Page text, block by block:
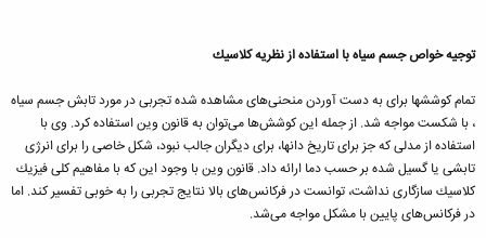
توجیه خواص جسم سیاه با استفاده از نظریه كلاسیك
تمام كوششها برای به دست آوردن منحنی‌های مشاهده شده تجربی در مورد تابش جسم سیاه
، با شكست مواجه شد. از جمله این كوشش‌ها می‌توان به قانون وین استفاده كرد. وی با
استفاده از مدلی كه جز برای تاریخ دانها، برای دیگران جالب نبود، شكل خاصی را برای انرژی
تابشی یا گسیل شده بر حسب دما ارائه داد. قانون وین با وجود این كه با مفاهیم كلی فیزیك
كلاسیك سازگاری نداشت، توانست در فركانس‌های بالا نتایج تجربی را به خوبی تفسیر كند. اما
در فركانس‌های پایین با مشكل مواجه می‌شد.